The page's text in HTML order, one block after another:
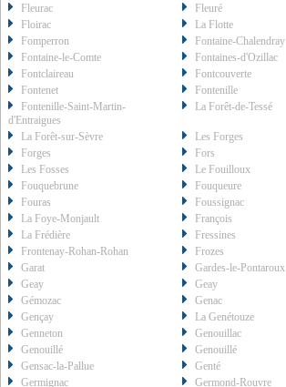
Fleurac
Fleuré
Floirac
La Flotte
Fomperron
Fontaine-Chalendray
Fontaine-le-Comte
Fontaines-d'Ozillac
Fontclaireau
Fontcouverte
Fontenet
Fontenille
Fontenille-Saint-Martin-
d'Entraigues
La Forêt-de-Tessé
La Forêt-sur-Sèvre
Les Forges
Forges
Fors
Les Fosses
Le Fouilloux
Fouquebrune
Fouqueure
Fouras
Foussignac
La Foye-Monjault
François
La Frédière
Fressines
Frontenay-Rohan-Rohan
Frozes
Garat
Gardes-le-Pontaroux
Geay
Geay
Gémozac
Genac
Gençay
La Genétouze
Genneton
Genouillac
Genouillé
Genouillé
Gensac-la-Pallue
Genté
Germignac
Germond-Rouvre